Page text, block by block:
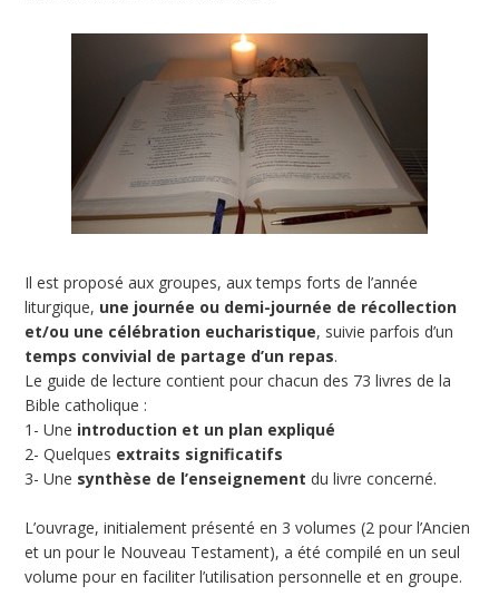
Il est proposé aux groupes, aux temps forts de l’année
liturgique, une journée ou demi-journée de récollection
et/ou une célébration eucharistique, suivie parfois d’un
temps convivial de partage d’un repas.
Le guide de lecture contient pour chacun des 73 livres de la
Bible catholique :
1- Une introduction et un plan expliqué
2- Quelques extraits significatifs
3- Une synthèse de l’enseignement du livre concerné.
L’ouvrage, initialement présenté en 3 volumes (2 pour l’Ancien
et un pour le Nouveau Testament), a été compilé en un seul
volume pour en faciliter l’utilisation personnelle et en groupe.